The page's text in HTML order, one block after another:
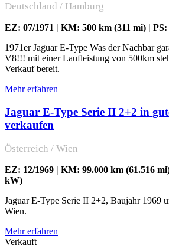
Deutschland / Hamburg
EZ: 07/1971 | KM: 500 km (311 mi) |
1971er Jaguar E-Type Was der Nachbar
V8!!! mit einer Laufleistung von 500km
Verkauf bereit.
Mehr erfahren
Jaguar E-Type Serie II 2+2 in
verkaufen
Österreich / Wien
EZ: 12/1969 | KM: 99.000 km (61.516
kW)
Jaguar E-Type Serie II 2+2, Baujahr 1969
Wien.
Mehr erfahren
Verkauft